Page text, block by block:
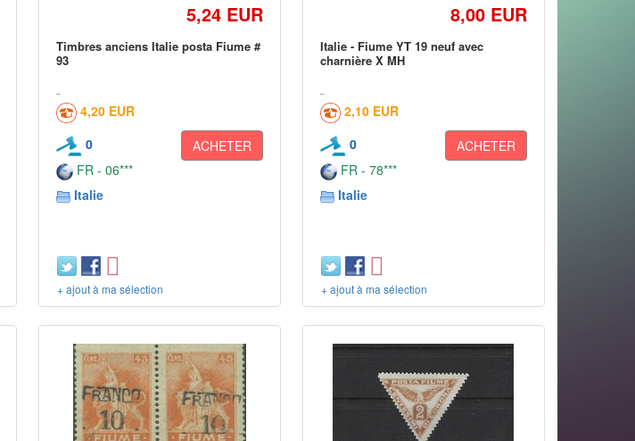
5,24 EUR
Timbres anciens Italie posta Fiume #
93
4,20 EUR
0
ACHETER
FR - 06***
Italie
+ ajout à ma sélection
8,00 EUR
Italie - Fiume YT 19 neuf avec
charnière X MH
2,10 EUR
0
ACHETER
FR - 78***
Italie
+ ajout à ma sélection